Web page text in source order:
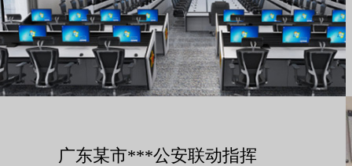
广东某市***公安联动指挥